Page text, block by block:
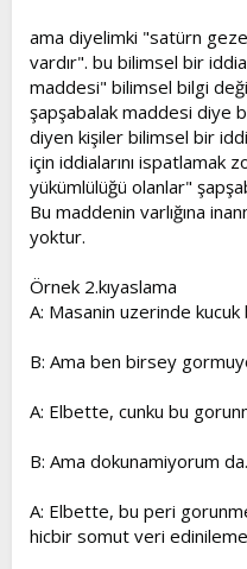
ama diyelimki "satürn
vardır". bu bilimsel bir
maddesi" bilimsel bilgi
şapşabalak maddesi diye
diyen kişiler bilimsel bir
için iddialarını ispatlamak
yükümlülüğü olanlar"
Bu maddenin varlığına
yoktur.
Örnek 2.kıyaslama
A: Masanin uzerinde
B: Ama ben birsey
A: Elbette, cunku bu
B: Ama dokunamiyorum da.
A: Elbette, bu peri
hicbir somut veri